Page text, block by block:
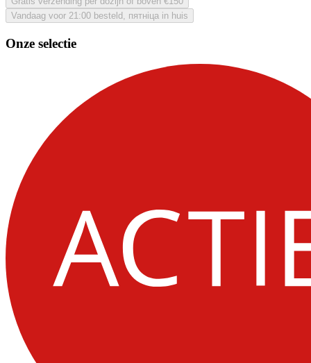
Vandaag voor 21:00 besteld, пятніца in huis
Onze selectie